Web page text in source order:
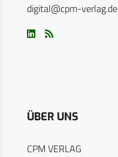
digital@cpm-verlag.de
ÜBER UNS
CPM VERLAG